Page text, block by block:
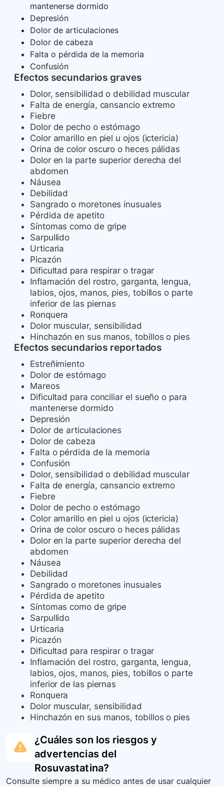
mantenerse dormido
Depresión
Dolor de articulaciones
Dolor de cabeza
Falta o pérdida de la memoria
Confusión
Efectos secundarios graves
Dolor, sensibilidad o debilidad muscular
Falta de energía, cansancio extremo
Fiebre
Dolor de pecho o estómago
Color amarillo en piel u ojos (ictericia)
Orina de color oscuro o heces pálidas
Dolor en la parte superior derecha del
abdomen
Náusea
Debilidad
Sangrado o moretones inusuales
Pérdida de apetito
Síntomas como de gripe
Sarpullido
Urticaria
Picazón
Dificultad para respirar o tragar
Inflamación del rostro, garganta, lengua,
labios, ojos, manos, pies, tobillos o parte
inferior de las piernas
Ronquera
Dolor muscular, sensibilidad
Hinchazón en sus manos, tobillos o pies
Efectos secundarios reportados
Estreñimiento
Dolor de estómago
Mareos
Dificultad para conciliar el sueño o para
mantenerse dormido
Depresión
Dolor de articulaciones
Dolor de cabeza
Falta o pérdida de la memoria
Confusión
Dolor, sensibilidad o debilidad muscular
Falta de energía, cansancio extremo
Fiebre
Dolor de pecho o estómago
Color amarillo en piel u ojos (ictericia)
Orina de color oscuro o heces pálidas
Dolor en la parte superior derecha del
abdomen
Náusea
Debilidad
Sangrado o moretones inusuales
Pérdida de apetito
Síntomas como de gripe
Sarpullido
Urticaria
Picazón
Dificultad para respirar o tragar
Inflamación del rostro, garganta, lengua,
labios, ojos, manos, pies, tobillos o parte
inferior de las piernas
Ronquera
Dolor muscular, sensibilidad
Hinchazón en sus manos, tobillos o pies
¿Cuáles son los riesgos y
advertencias del
Rosuvastatina?
Consulte siempre a su médico antes de usar cualquier